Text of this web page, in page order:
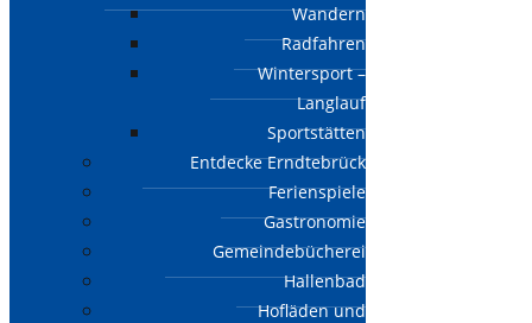
Wandern
Radfahren
Wintersport –
Langlauf
Sportstätten
Entdecke Erndtebrück
Ferienspiele
Gastronomie
Gemeindebücherei
Hallenbad
Hofläden und